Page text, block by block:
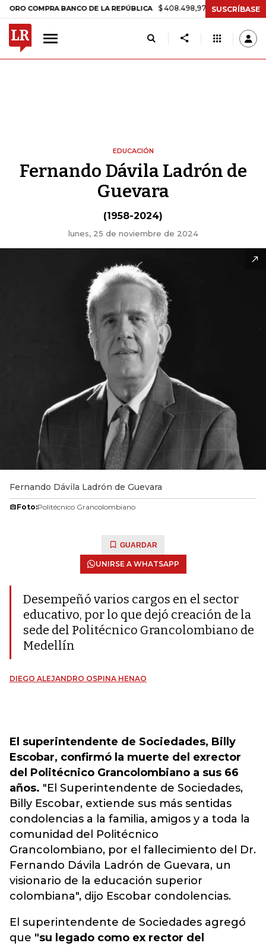
COMPRA BANCO DE LA REPÚBLICA $ 408.498,97 +$ 8.753,81 +2,19%
SUSCRÍBASE
EDUCACIÓN
Fernando Dávila Ladrón de
Guevara
(1958-2024)
lunes, 25 de noviembre de 2024
Fernando Dávila Ladrón de Guevara
Foto:Politécnico Grancolombiano
GUARDAR
UNIRSE A WHATSAPP
Desempeñó varios cargos en el sector
educativo, por lo que dejó creación de la
sede del Politécnico Grancolombiano de
Medellín
DIEGO ALEJANDRO OSPINA HENAO
El superintendente de Sociedades, Billy
Escobar, confirmó la muerte del exrector
del Politécnico Grancolombiano a sus 66
años. "El Superintendente de Sociedades,
Billy Escobar, extiende sus más sentidas
condolencias a la familia, amigos y a toda la
comunidad del Politécnico
Grancolombiano, por el fallecimiento del Dr.
Fernando Dávila Ladrón de Guevara, un
visionario de la educación superior
colombiana", dijo Escobar condolencias.
El superintendente de Sociedades agregó
que "su legado como ex rector del